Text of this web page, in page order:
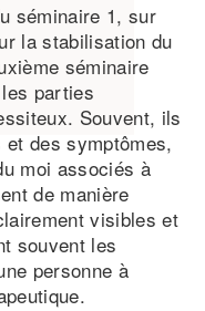
séminaire 1, sur
la stabilisation du
séminaire
parties
Souvent, ils
des symptômes,
moi associés à
de manière
visibles et
souvent les
personne à